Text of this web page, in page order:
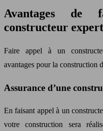
Avantages
constructeur expert
Faire appel à un
avantages pour la construction
Assurance d’une
En faisant appel à un
votre construction sera